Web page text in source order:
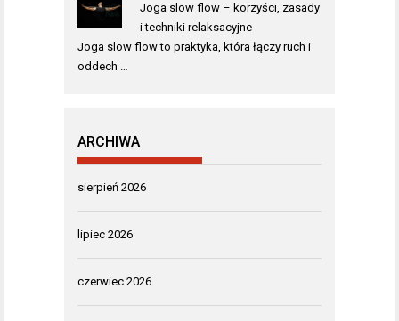
Joga slow flow – korzyści, zasady
i techniki relaksacyjne
Joga slow flow to praktyka, która łączy ruch i
oddech …
ARCHIWA
sierpień 2026
lipiec 2026
czerwiec 2026